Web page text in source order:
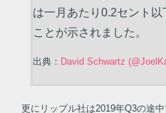
は一月あたり0.2セント
ことが示されました。
出典： David Schwartz
更にリップル社は2019年Q3の途